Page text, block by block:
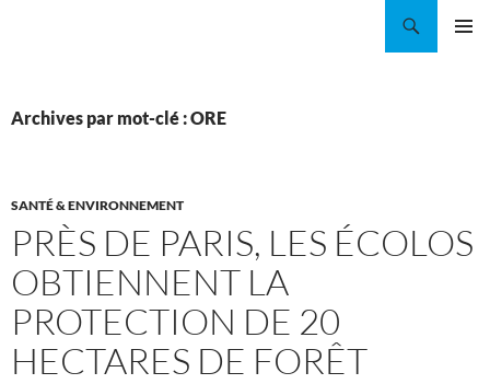
Archives par mot-clé : ORE
SANTÉ & ENVIRONNEMENT
PRÈS DE PARIS, LES ÉCOLOS
OBTIENNENT LA
PROTECTION DE 20
HECTARES DE FORÊT